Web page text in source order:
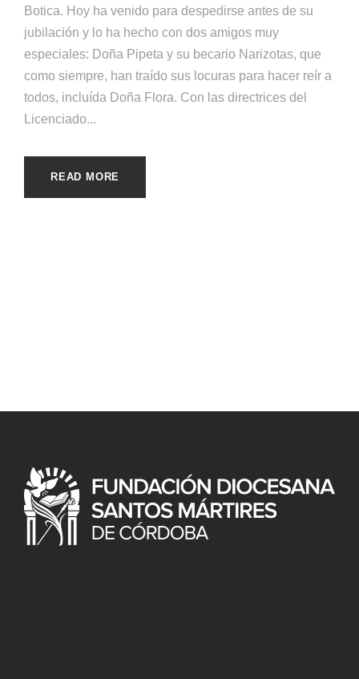
Botica. Hoy ha venido para despedirse antes de su
jubilación y lo ha hecho con dos amigos muy
especiales: Doña Pipeta y su becario Narizotas, que
como siempre, han traído sus locuras para hacer reír a
todos, incluída Doña Flora. Con las directrices del
Licenciado...
READ MORE